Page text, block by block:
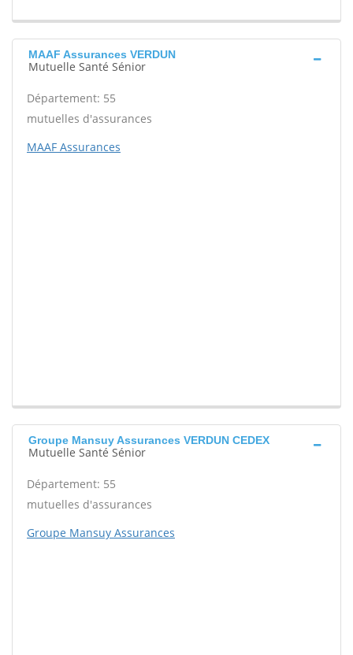
MAAF Assurances VERDUN
Mutuelle Santé Sénior
Département: 55
mutuelles d'assurances
MAAF Assurances
Groupe Mansuy Assurances VERDUN CEDEX
Mutuelle Santé Sénior
Département: 55
mutuelles d'assurances
Groupe Mansuy Assurances